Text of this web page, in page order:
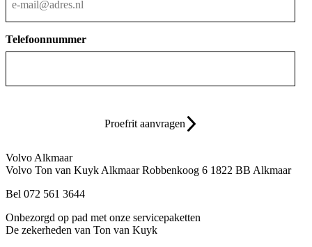
Telefoonnummer
Proefrit aanvragen
Volvo Alkmaar
Volvo Ton van Kuyk Alkmaar Robbenkoog 6 1822 BB Alkmaar
Bel 072 561 3644
Onbezorgd op pad met onze servicepaketten
De zekerheden van Ton van Kuyk